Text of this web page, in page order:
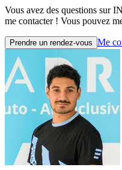
Vous avez des questions sur
me contacter ! Vous pouvez
Prendre un rendez-vous Me